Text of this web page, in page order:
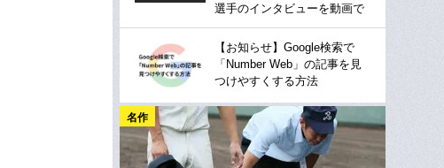
選手のインタビューを動画で
【お知らせ】Google検索で
「Number Web」の記事を見
つけやすくする方法
名作